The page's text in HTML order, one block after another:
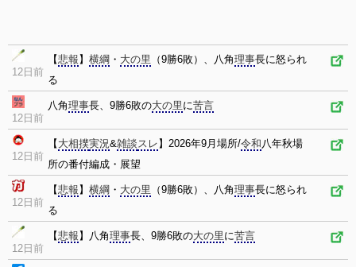
12日前
【悲報 】 横綱 ・ 大の里 （9勝6敗）、八角理事長に怒られ
る
12日前
八角理事長、9勝6敗の大の里に苦言
12日前
【 大相撲実況&雑談スレ 】2026年9月場所/令和八年秋場
所の番付編成・展望
12日前
【悲報 】 横綱 ・ 大の里 （9勝6敗）、八角理事長に怒られ
る
12日前
【悲報 】八角理事長、9勝6敗の大の里に苦言